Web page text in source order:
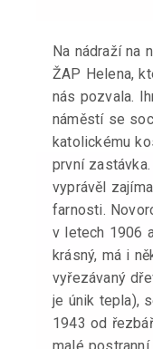
Na nádraží na
ŽAP Helena,
nás pozvala.
náměstí se
katolickému
první
vyprávěl
farnosti.
v letech 1906
krásný, má i
vyřezávaný
je únik tepla),
1943 od